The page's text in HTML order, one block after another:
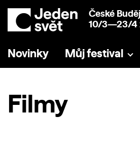
České
10/3—23/4
Novinky Můj festival
Filmy